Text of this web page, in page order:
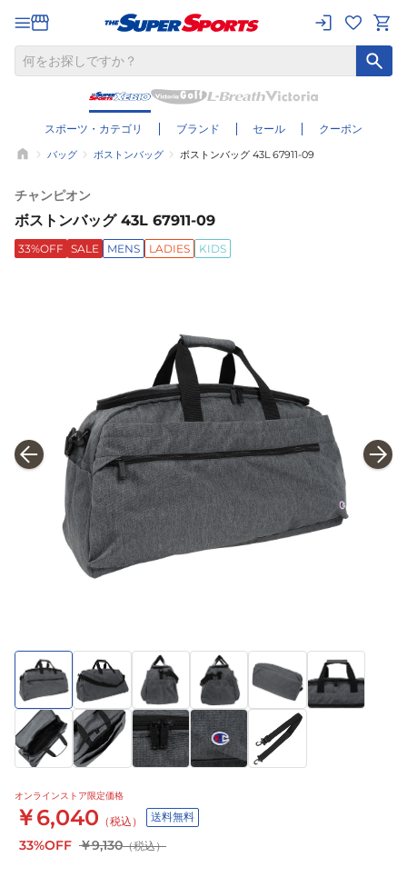
スポーツ・カテゴリ ブランド セール クーポン
バッグ ボストンバッグ ボストンバッグ 43L 67911-09
チャンピオン
ボストンバッグ 43L 67911-09
33%OFF SALE MENS LADIES KIDS
オンラインストア限定価格
￥6,040 （税込） 送料無料
33%OFF ￥9,130（税込）